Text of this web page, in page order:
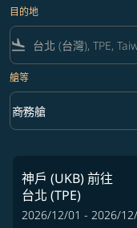
目的地
flight_land
艙等
艙等 option 商務艙
商務艙
keyboard_arrow_down
神戶 (UKB)前往
台北 (TPE)
2026/12/01 - 2026/